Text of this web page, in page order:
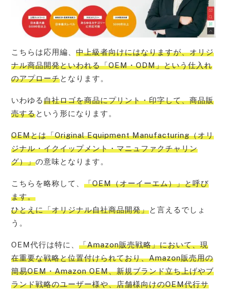
こちらは応用編、中上級者向けにはなりますが、オリジ
ナル商品開発といわれる「OEM・ODM」という仕入れ
のアプローチとなります。
いわゆる自社ロゴを商品にプリント・印字して、商品販
売するという形になります。
OEMとは「Original Equipment Manufacturing（オリ
ジナル・イクイップメント・マニュファクチャリン
グ）」の意味となります。
こちらを略称して、「OEM（オーイーエム）」と呼び
ます。
ひとえに「オリジナル自社商品開発」と言えるでしょ
う。
OEM代行は特に、「Amazon販売戦略」において、現
在重要な戦略と位置付けられており、Amazon販売用の
簡易OEM・Amazon OEM、新規ブランド立ち上げやブ
ランド戦略のユーザー様や、店舗様向けのOEM代行サ